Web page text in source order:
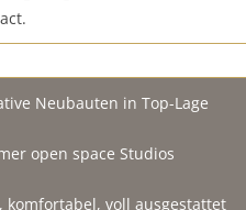
Neubauten in Top-Lage
open space Studios
komfortabel, voll ausgestattet